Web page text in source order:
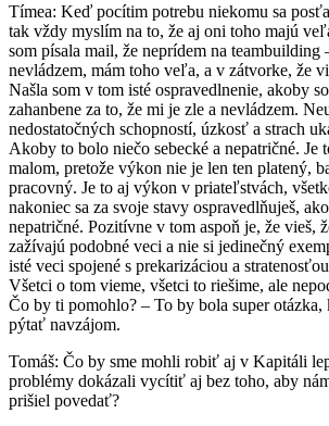
Tímea: Keď pocítim potrebu niekomu sa
tak vždy myslím na to, že aj oni toho majú
som písala mail, že neprídem na teambuilding
nevládzem, mám toho veľa, a v zátvorke, že
Našla som v tom isté ospravedlnenie, akoby
zahanbene za to, že mi je zle a nevládzem.
nedostatočných schopností, úzkosť a strach
Akoby to bolo niečo sebecké a nepatričné. Je
malom, pretože výkon nie je len ten platený,
pracovný. Je to aj výkon v priateľstvách,
nakoniec sa za svoje stavy ospravedlňuješ,
nepatričné. Pozitívne v tom aspoň je, že vieš,
zažívajú podobné veci a nie si jedinečný
isté veci spojené s prekarizáciou a
Všetci o tom vieme, všetci to riešime, ale
Čo by ti pomohlo? – To by bola super otázka,
pýtať navzájom.
Tomáš: Čo by sme mohli robiť aj v Kapitáli
problémy dokázali vycítiť aj bez toho, aby
prišiel povedať?